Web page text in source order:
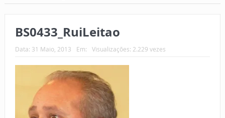
BS0433_RuiLeitao
Data: 31 Maio, 2013 Em: Visualizações: 2.229 vezes